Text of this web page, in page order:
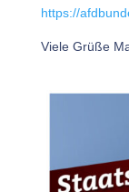
https://
Viele Grüße